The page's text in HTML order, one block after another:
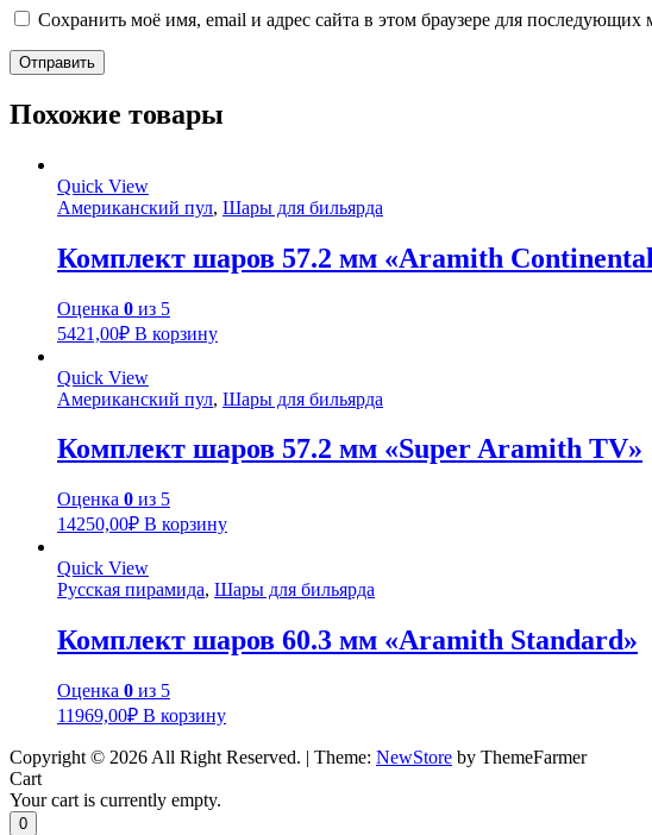
Сохранить моё имя, email и адрес сайта в этом браузере для последующих
Похожие товары
Quick View
Американский пул, Шары для бильярда
Комплект шаров 57.2 мм «Aramith
Оценка 0 из 5
5421,00₽ В корзину
Quick View
Американский пул, Шары для бильярда
Комплект шаров 57.2 мм «Super Aramith TV»
Оценка 0 из 5
14250,00₽ В корзину
Quick View
Русская пирамида, Шары для бильярда
Комплект шаров 60.3 мм «Aramith Standard»
Оценка 0 из 5
11969,00₽ В корзину
Copyright © 2026 All Right Reserved. | Theme: NewStore by ThemeFarmer
Cart
Your cart is currently empty.
0